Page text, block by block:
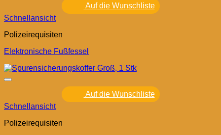
Auf die Wunschliste
Schnellansicht
Polizeirequisiten
Elektronische Fußfessel
Auf die Wunschliste
Schnellansicht
Polizeirequisiten